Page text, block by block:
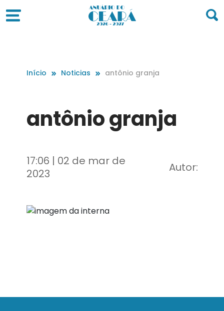
Início Noticias antônio granja
antônio granja
17:06 | 02 de mar de
2023
Autor: